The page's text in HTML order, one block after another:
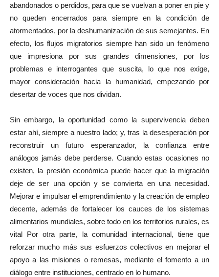
abandonados o perdidos, para que se vuelvan a poner en pie y
no queden encerrados para siempre en la condición de
atormentados, por la deshumanización de sus semejantes. En
efecto, los flujos migratorios siempre han sido un fenómeno
que impresiona por sus grandes dimensiones, por los
problemas e interrogantes que suscita, lo que nos exige,
mayor consideración hacia la humanidad, empezando por
desertar de voces que nos dividan.
Sin embargo, la oportunidad como la supervivencia deben
estar ahí, siempre a nuestro lado; y, tras la desesperación por
reconstruir un futuro esperanzador, la confianza entre
análogos jamás debe perderse. Cuando estas ocasiones no
existen, la presión económica puede hacer que la migración
deje de ser una opción y se convierta en una necesidad.
Mejorar e impulsar el emprendimiento y la creación de empleo
decente, además de fortalecer los cauces de los sistemas
alimentarios mundiales, sobre todo en los territorios rurales, es
vital Por otra parte, la comunidad internacional, tiene que
reforzar mucho más sus esfuerzos colectivos en mejorar el
apoyo a las misiones o remesas, mediante el fomento a un
diálogo entre instituciones, centrado en lo humano.